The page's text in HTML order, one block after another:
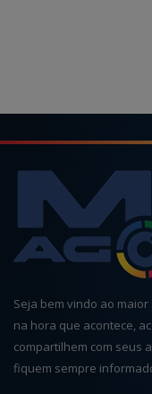
Seja bem vindo ao
na hora que acontece,
compartilhem com seus
fiquem sempre